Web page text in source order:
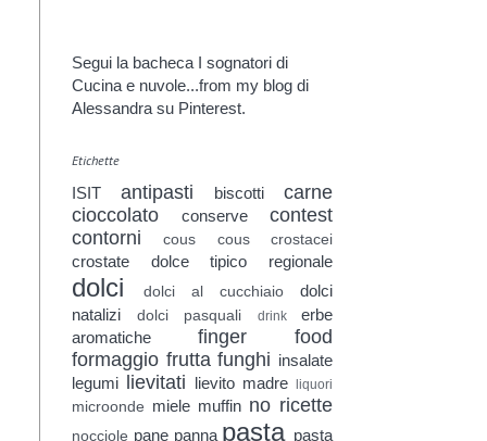
Segui la bacheca I sognatori di
Cucina e nuvole...from my blog di
Alessandra su Pinterest.
Etichette
ISIT antipasti biscotti
carne
cioccolato
conserve
contest
contorni
cous cous crostacei
crostate dolce tipico regionale
dolci dolci al cucchiaio
dolci
natalizi
dolci pasquali drink
erbe
aromatiche
finger food
formaggio frutta funghi insalate
legumi lievitati lievito madre liquori
microonde miele muffin no ricette
nocciole pane panna pasta pasta